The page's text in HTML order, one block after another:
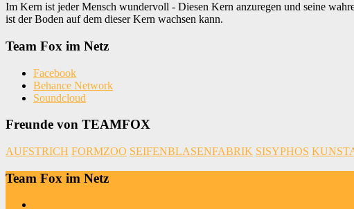
Im Kern ist jeder Mensch wundervoll - Diesen Kern anzuregen und seine
ist der Boden auf dem dieser Kern wachsen kann.
Team Fox im Netz
Facebook
Behance Network
Soundcloud
Freunde von TEAMFOX
AUFSTRICH FORMZOO SEIFENBLASENFABRIK SISYPHOS
Team Fox im Netz